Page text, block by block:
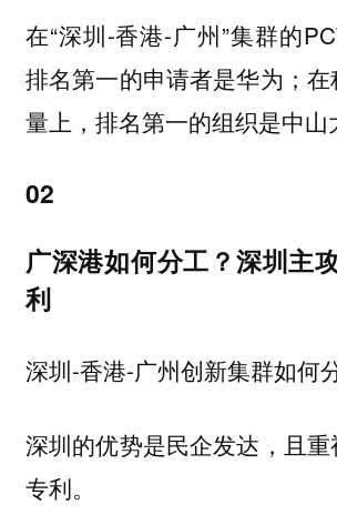
在“深圳-香港-广州”集群的
排名第一的申请者是华为 ；
量上， 排名第一的组织是中山
02
广深港如何分工？深圳主
利
深圳-香港-广州创新集群如何
深圳的优势是民企发达，且
专利。